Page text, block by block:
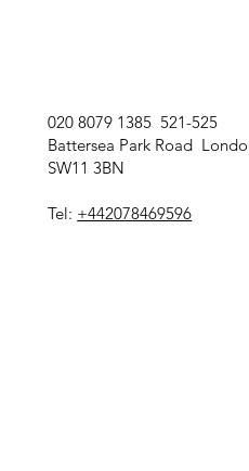
020 8079 1385 521-525
Battersea Park Road
SW11 3BN
Tel: +442078469596